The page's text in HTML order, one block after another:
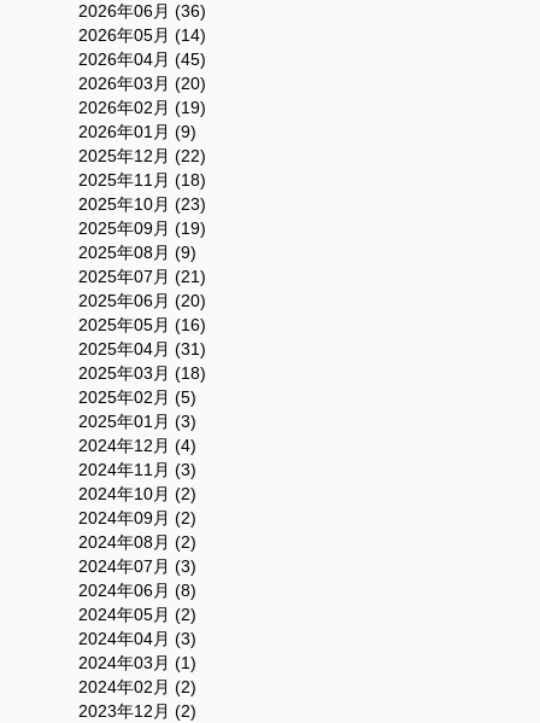
2026年06月 (36)
2026年05月 (14)
2026年04月 (45)
2026年03月 (20)
2026年02月 (19)
2026年01月 (9)
2025年12月 (22)
2025年11月 (18)
2025年10月 (23)
2025年09月 (19)
2025年08月 (9)
2025年07月 (21)
2025年06月 (20)
2025年05月 (16)
2025年04月 (31)
2025年03月 (18)
2025年02月 (5)
2025年01月 (3)
2024年12月 (4)
2024年11月 (3)
2024年10月 (2)
2024年09月 (2)
2024年08月 (2)
2024年07月 (3)
2024年06月 (8)
2024年05月 (2)
2024年04月 (3)
2024年03月 (1)
2024年02月 (2)
2023年12月 (2)